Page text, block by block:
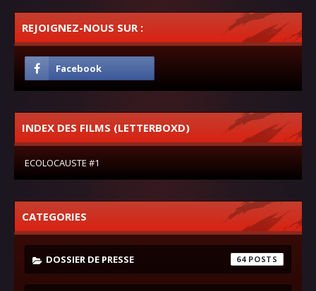
REJOIGNEZ-NOUS SUR :
INDEX DES FILMS (LETTERBOXD)
ECOLOCAUSTE #1
CATEGORIES
DOSSIER DE PRESSE 64